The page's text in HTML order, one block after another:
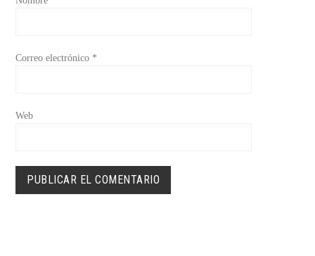
Correo electrónico *
Web